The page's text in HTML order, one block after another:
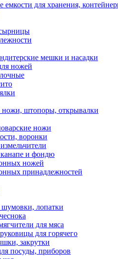
емкости для хранения,
мешки и насадки
ножей
ножи, штопоры, открывалки
ножи
воронки
и фондю
ножей
принадлежностей
лопатки
для мяса
для горячего
закрутки
посуды, приборов